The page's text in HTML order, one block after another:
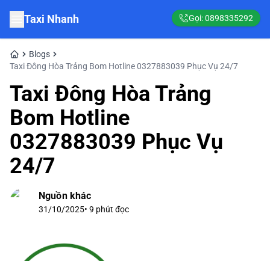
Taxi Nhanh Gọi:0898335292
Blogs
Taxi Đông Hòa Trảng Bom Hotline 0327883039 Phục Vụ 24/7
Taxi Đông Hòa Trảng
Bom Hotline
0327883039 Phục Vụ
24/7
Nguồn khác
31/10/2025• 9 phút đọc